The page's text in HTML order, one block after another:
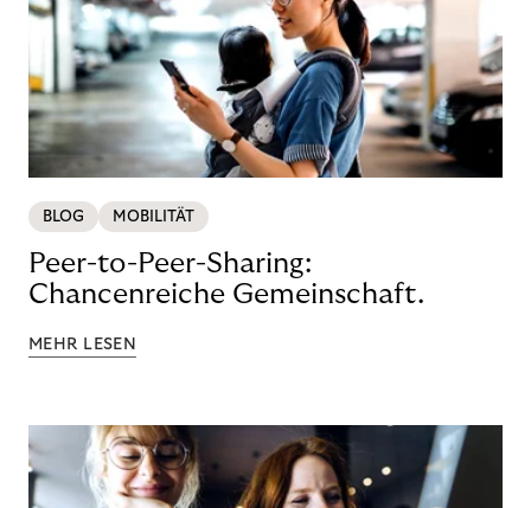
BLOG MOBILITÄT
Peer-to-Peer-Sharing:
Chancenreiche Gemeinschaft.
MEHR LESEN